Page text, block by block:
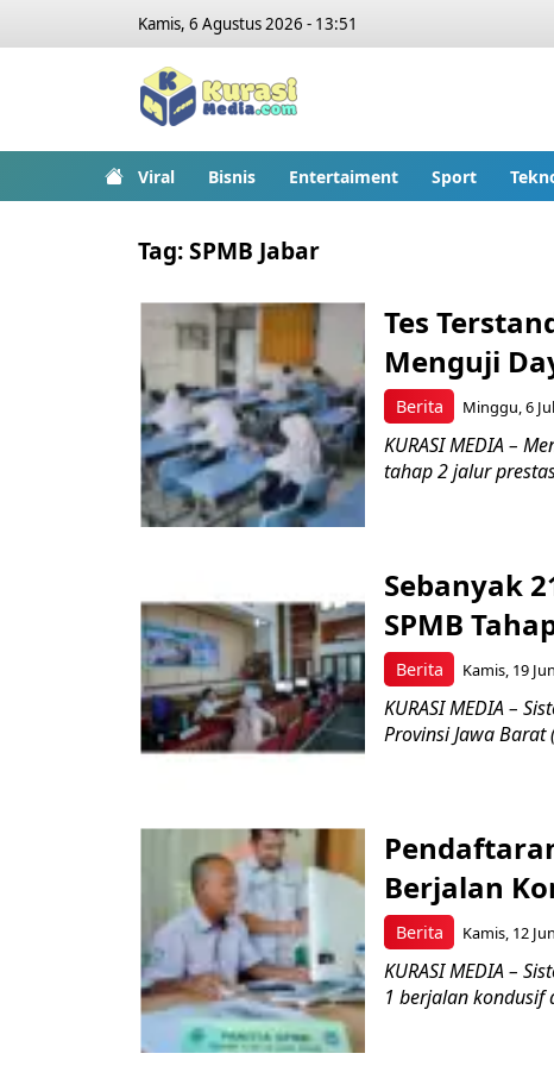
Kamis, 6 Agustus 2026 - 13:51
Viral Bisnis Entertaiment Sport
Tag:SPMB Jabar
Berita
Tes
Menguji
Minggu, 6
KURASI MEDIA –
tahap 2 jalur
Berita
Sebanyak
SPMB
Kamis, 19
KURASI MEDIA –
Provinsi Jawa Barat
Berita
Berjalan
Kamis, 12
KURASI MEDIA –
1 berjalan kondusif